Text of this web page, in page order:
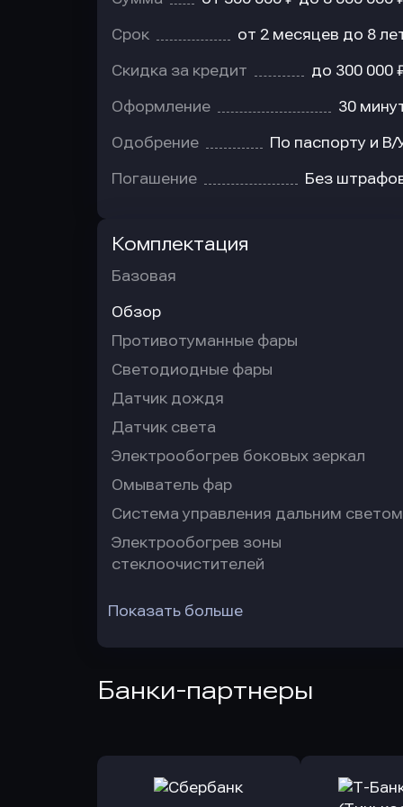
Срок от 2 месяцев до 8
Скидка за кредит до 300 000
Оформление 30
Одобрение По паспорту и В/
Погашение Без
Комплектация
Базовая
Обзор
Противотуманные фары
Светодиодные фары
Датчик дождя
Датчик света
Электрообогрев боковых зеркал
Омыватель фар
Система управления дальним светом
Электрообогрев зоны
стеклоочистителей
Показать больше
Банки-партнеры